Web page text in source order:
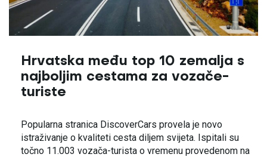
Hrvatska među top 10 zemalja s
najboljim cestama za vozače-
turiste
Popularna stranica DiscoverCars provela je novo
istraživanje o kvaliteti cesta diljem svijeta. Ispitali su
točno 11.003 vozača-turista o vremenu provedenom na